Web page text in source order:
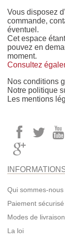
Vous disposez
commande,
éventuel.
Cet espace
pouvez en
moment.
Consultez
Nos conditions
Notre politique
Les mentions
Qui sommes-nous
Paiement sécurisé
Modes de livraison
La loi